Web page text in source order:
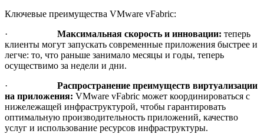
Ключевые преимущества VMware vFabric:
· Максимальная скорость и инновации: теперь
клиенты могут запускать современные приложения быстрее и
легче: то, что раньше занимало месяцы и годы, теперь
осуществимо за недели и дни.
· Распространение преимуществ виртуализации
на приложения: VMware vFabric может координироваться с
нижележащей инфраструктурой, чтобы гарантировать
оптимальную производительность приложений, качество
услуг и использование ресурсов инфраструктуры.